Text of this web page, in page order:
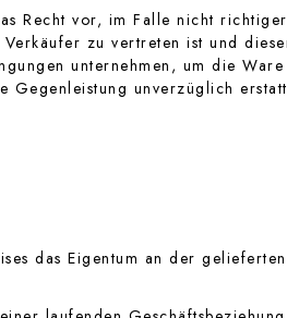
Recht vor, im Falle nicht
zu vertreten ist und
unternehmen, um die
unverzüglich
das Eigentum an der